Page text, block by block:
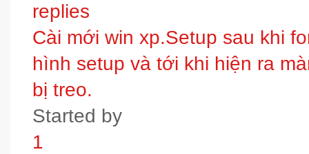
replies
Cài mới win xp.Setup sau khi
hình setup và tới khi hiện ra
bị treo.
Started by
1